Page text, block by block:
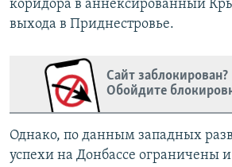
коридора в аннексированный
выхода в Приднестровье.
Сайт заблокирован?
Обойдите
Однако, по данным западных
успехи на Донбассе ограничены